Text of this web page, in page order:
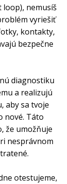
nemusíš
vyriešiť
kontakty,
bezpečne
diagnostiku
a realizujú
aby sa tvoje
nové. Táto
že umožňuje
nesprávnom
otestujeme,